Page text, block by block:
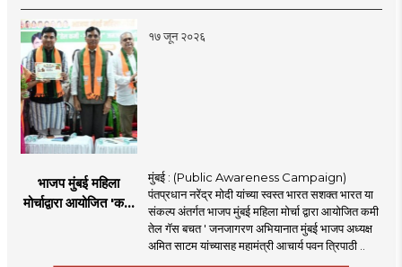
१७ जून २०२६
भाजप मुंबई महिला
मोर्चाद्वारा आयोजित 'कमी
मुंबई : (Public Awareness Campaign)
पंतप्रधान नरेंद्र मोदी यांच्या स्वस्त भारत सशक्त भारत या
संकल्प अंतर्गत भाजप मुंबई महिला मोर्चा द्वारा आयोजित कमी
तेल गॅस बचत ' जनजागरण अभियानात मुंबई भाजप अध्यक्ष
अमित साटम यांच्यासह महामंत्री आचार्य पवन त्रिपाठी ..